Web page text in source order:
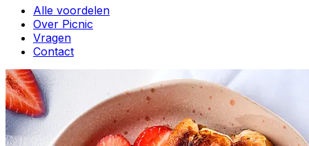
Alle voordelen
Over Picnic
Vragen
Contact